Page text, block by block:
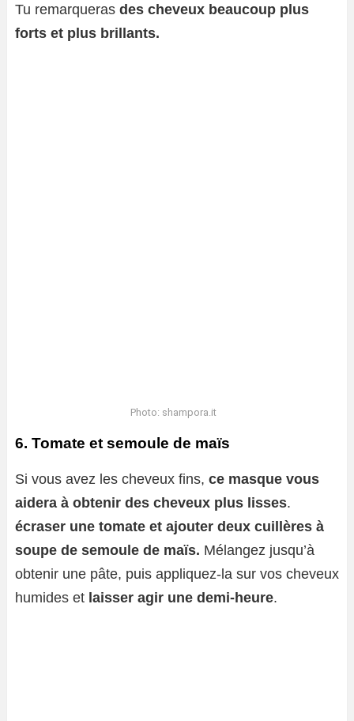
Tu remarqueras des cheveux beaucoup plus
forts et plus brillants.
Photo: shampora.it
6. Tomate et semoule de maïs
Si vous avez les cheveux fins, ce masque vous
aidera à obtenir des cheveux plus lisses.
écraser une tomate et ajouter deux cuillères à
soupe de semoule de maïs. Mélangez jusqu’à
obtenir une pâte, puis appliquez-la sur vos cheveux
humides et laisser agir une demi-heure.